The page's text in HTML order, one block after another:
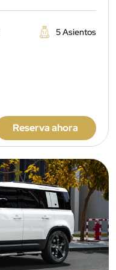
5 Asientos
Reserva ahora